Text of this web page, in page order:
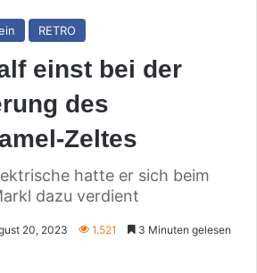
RETRO
einst bei der
des
Zeltes
hatte er sich beim
dazu verdient
20, 2023 1.521 3 Minuten gelesen